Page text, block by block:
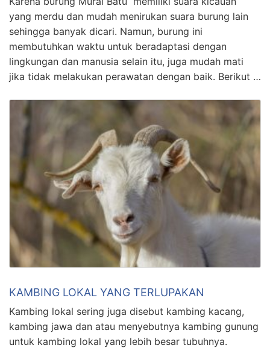
yang merdu dan mudah menirukan suara burung lain
sehingga banyak dicari. Namun, burung ini
membutuhkan waktu untuk beradaptasi dengan
lingkungan dan manusia selain itu, juga mudah mati
jika tidak melakukan perawatan dengan baik. Berikut …
KAMBING LOKAL YANG TERLUPAKAN
Kambing lokal sering juga disebut kambing kacang,
kambing jawa dan atau menyebutnya kambing gunung
untuk kambing lokal yang lebih besar tubuhnya.